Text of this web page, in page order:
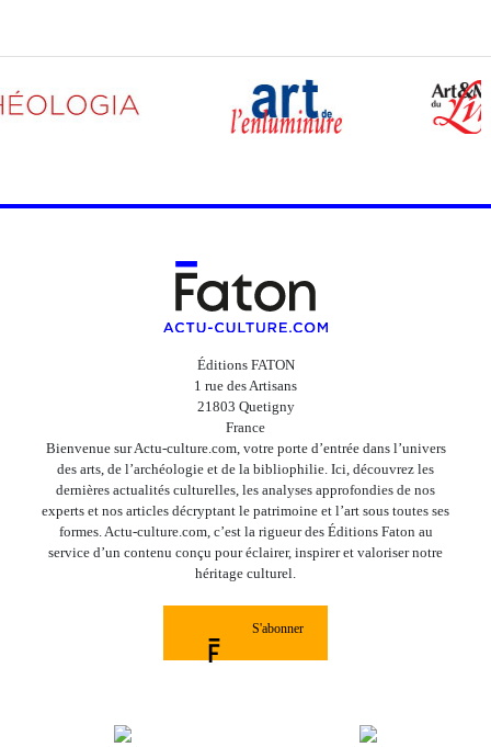
Éditions FATON
1 rue des Artisans
21803 Quetigny
France
Bienvenue sur Actu-culture.com, votre porte d’entrée dans l’univers
des arts, de l’archéologie et de la bibliophilie. Ici, découvrez les
dernières actualités culturelles, les analyses approfondies de nos
experts et nos articles décryptant le patrimoine et l’art sous toutes ses
formes. Actu-culture.com, c’est la rigueur des Éditions Faton au
service d’un contenu conçu pour éclairer, inspirer et valoriser notre
héritage culturel.
S'abonner